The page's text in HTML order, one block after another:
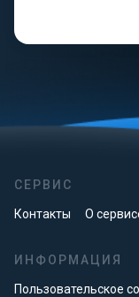
СЕРВИС
Контакты О
ИНФОРМАЦИЯ
Пользовательское